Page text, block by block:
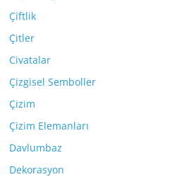
Çiftlik
Çitler
Civatalar
Çizgisel Semboller
Çizim
Çizim Elemanları
Davlumbaz
Dekorasyon